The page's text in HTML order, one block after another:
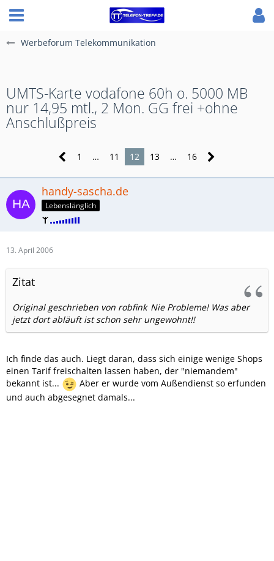
Werbeforum Telekommunikation
UMTS-Karte vodafone 60h o. 5000 MB
nur 14,95 mtl., 2 Mon. GG frei +ohne
Anschlußpreis
1 … 11 12 13 … 16
handy-sascha.de
Lebenslänglich
13. April 2006
Zitat
Original geschrieben von robfink Nie Probleme! Was aber
jetzt dort abläuft ist schon sehr ungewohnt!!
Ich finde das auch. Liegt daran, dass sich einige wenige Shops
einen Tarif freischalten lassen haben, der "niemandem"
bekannt ist...
Aber er wurde vom Außendienst so erfunden
und auch abgesegnet damals...